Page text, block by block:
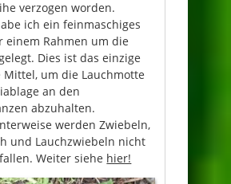
verzogen worden.
ich ein feinmaschiges
einem Rahmen um die
Dies ist das einzige
Mittel, um die Lauchmotte
an den
abzuhalten.
werden Zwiebeln,
und Lauchzwiebeln nicht
Weiter siehe hier!